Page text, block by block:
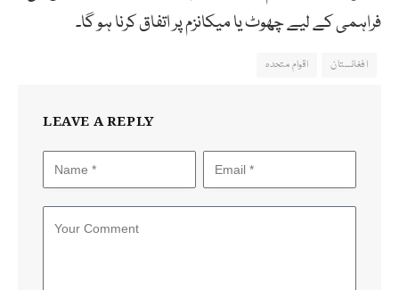
فراہمی کے لیے چھوٹ یا میکانزم پر اتفاق کرنا ہو گا۔
افغانستان اقوام متحدہ
LEAVE A REPLY